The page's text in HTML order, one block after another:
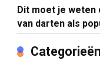
Dit moet je
van darten als
Categorieën